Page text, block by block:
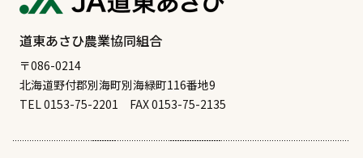
# マーボラーメン
# マラソン # ラーメン
# ワカサギ釣り
# 別海のオススメ食べ物
# 和菓子
# 四角い太陽
# 昆布干し
# 根室のオススメ食べ物
# 根室十景
道東あさひ農業協同組合
〒086-0214
北海道野付郡別海町別海緑町116番地9
TEL 0153-75-2201 FAX 0153-75-2135